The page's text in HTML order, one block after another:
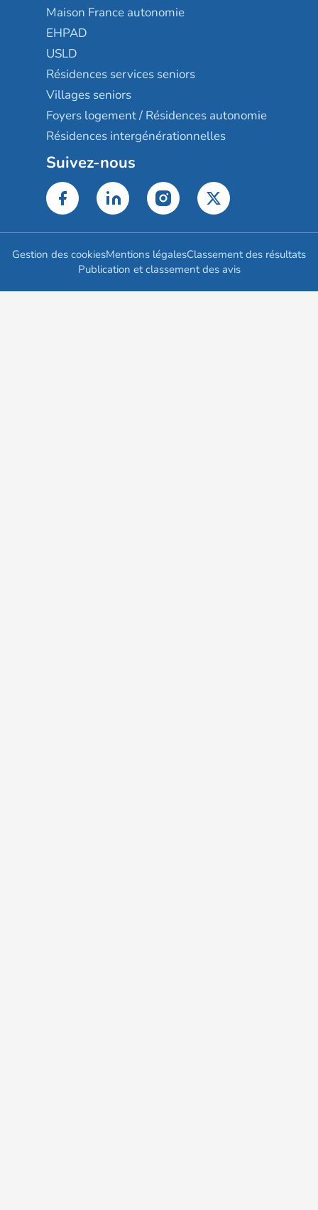
Maison France autonomie
EHPAD
USLD
Résidences services seniors
Villages seniors
Foyers logement / Résidences autonomie
Résidences intergénérationnelles
Suivez-nous
Gestion des cookiesMentions légalesClassement des résultats
Publication et classement des avis